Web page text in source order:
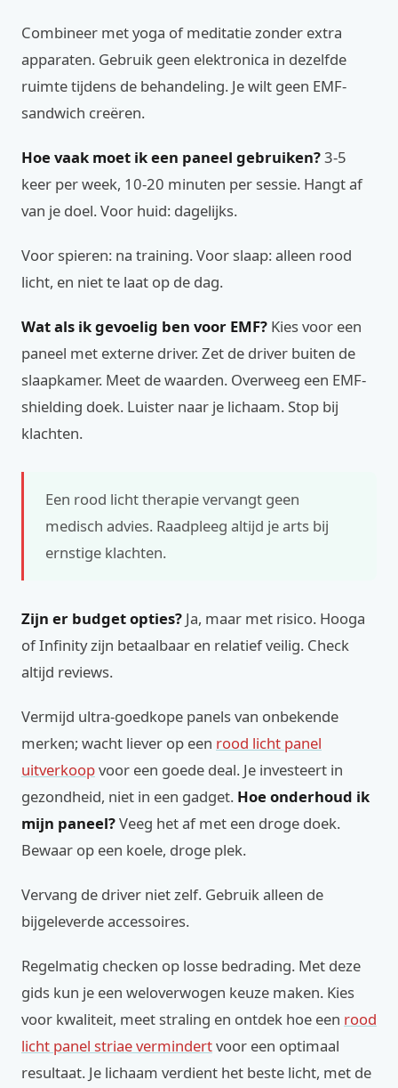
Combineer met yoga of meditatie zonder extra
apparaten. Gebruik geen elektronica in dezelfde
ruimte tijdens de behandeling. Je wilt geen EMF-
sandwich creëren.
Hoe vaak moet ik een paneel gebruiken?3-5
keer per week, 10-20 minuten per sessie. Hangt af
van je doel. Voor huid: dagelijks.
Voor spieren: na training. Voor slaap: alleen rood
licht, en niet te laat op de dag.
Wat als ik gevoelig ben voor EMF? Kies voor een
paneel met externe driver. Zet de driver buiten de
slaapkamer. Meet de waarden. Overweeg een EMF-
shielding doek. Luister naar je lichaam. Stop bij
klachten.
Een rood licht therapie vervangt geen
medisch advies. Raadpleeg altijd je arts bij
ernstige klachten.
Zijn er budget opties? Ja, maar met risico. Hooga
of Infinity zijn betaalbaar en relatief veilig. Check
altijd reviews.
Vermijd ultra-goedkope panels van onbekende
merken; wacht liever op een rood licht panel
uitverkoopvoor een goede deal. Je investeert in
gezondheid, niet in een gadget. Hoe onderhoud ik
mijn paneel?Veeg het af met een droge doek.
Bewaar op een koele, droge plek.
Vervang de driver niet zelf. Gebruik alleen de
bijgeleverde accessoires.
Regelmatig checken op losse bedrading. Met deze
gids kun je een weloverwogen keuze maken. Kies
voor kwaliteit, meet straling en ontdek hoe een rood
licht panel striae vermindertvoor een optimaal
resultaat. Je lichaam verdient het beste licht, met de